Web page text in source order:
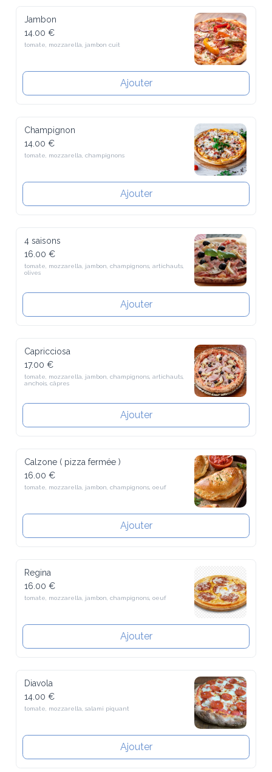
Jambon
14.00 €
tomate, mozzarella, jambon cuit
Ajouter
Champignon
14.00 €
tomate, mozzarella, champignons
Ajouter
4 saisons
16.00 €
Ajouter
Capricciosa
17.00 €
tomate, mozzarella, jambon, champignons, artichauts, anchois,
câpres
Ajouter
Calzone ( pizza fermée )
16.00 €
Ajouter
Regina
16.00 €
Ajouter
Diavola
14.00 €
tomate, mozzarella, salami piquant
Ajouter